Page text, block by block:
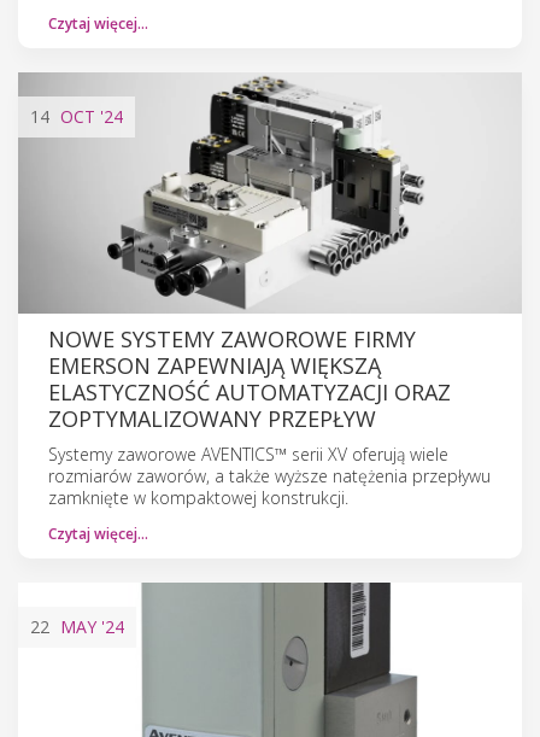
Czytaj więcej…
14 OCT '24
NOWE SYSTEMY ZAWOROWE FIRMY
EMERSON ZAPEWNIAJĄ WIĘKSZĄ
ELASTYCZNOŚĆ AUTOMATYZACJI ORAZ
ZOPTYMALIZOWANY PRZEPŁYW
Systemy zaworowe AVENTICS™ serii XV oferują wiele
rozmiarów zaworów, a także wyższe natężenia przepływu
zamknięte w kompaktowej konstrukcji.
Czytaj więcej…
22 MAY '24